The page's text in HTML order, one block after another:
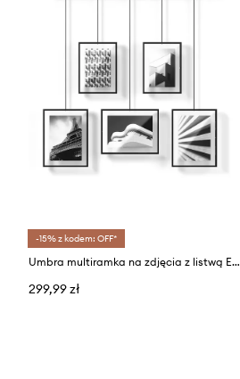
-15% z kodem: OFF*
Umbra multiramka na zdjęcia z listwą Exhibit
299,99 zł